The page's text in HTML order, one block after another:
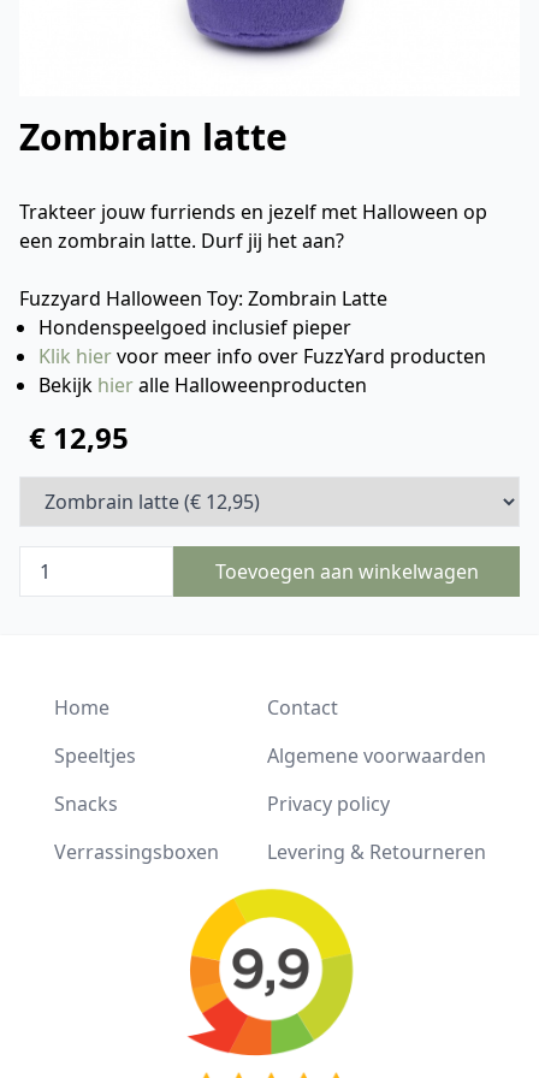
Zombrain latte
Trakteer jouw furriends en jezelf met Halloween op
een zombrain latte. Durf jij het aan?
Fuzzyard Halloween Toy: Zombrain Latte
Hondenspeelgoed inclusief pieper
Klik hiervoor meer info over FuzzYard producten
Bekijk hieralle Halloweenproducten
€ 12,95
Toevoegen aan winkelwagen
Home
Speeltjes
Snacks
Verrassingsboxen
Contact
Algemene voorwaarden
Privacy policy
Levering & Retourneren